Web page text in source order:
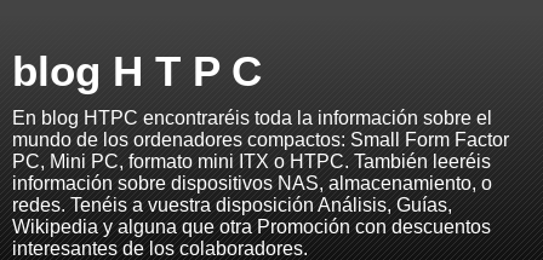
blog H T P C
En blog HTPC encontraréis toda la información sobre el
mundo de los ordenadores compactos: Small Form Factor
PC, Mini PC, formato mini ITX o HTPC. También leeréis
información sobre dispositivos NAS, almacenamiento, o
redes. Tenéis a vuestra disposición Análisis, Guías,
Wikipedia y alguna que otra Promoción con descuentos
interesantes de los colaboradores.